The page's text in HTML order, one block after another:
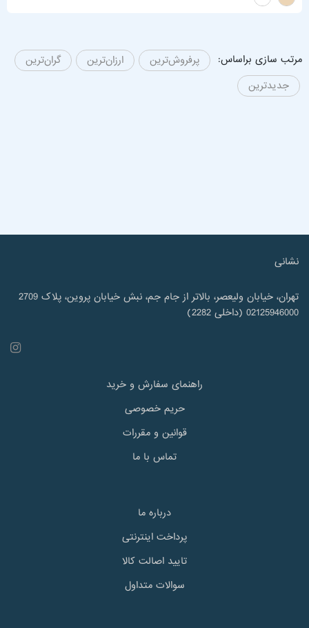
مرتب سازی براساس: پرفروش‌ترین ارزان‌ترین
گران‌ترین
جدیدترین
نشانی
تهران، خیابان ولیعصر، بالاتر از جام جم، نبش خیابان پروین، پلاک 2709
02125946000 (داخلی 2282)
راهنمای سفارش و خرید
حریم خصوصی
قوانین و مقررات
تماس با ما
درباره ما
پرداخت اینترنتی
تایید اصالت کالا
سوالات متداول